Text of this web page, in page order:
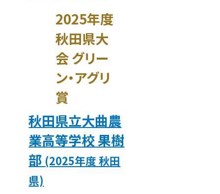
2025年度
秋田県大
会 グリー
ン・アグリ
賞
秋田県立大曲農
業高等学校 果樹
部 (2025年度 秋田
県)